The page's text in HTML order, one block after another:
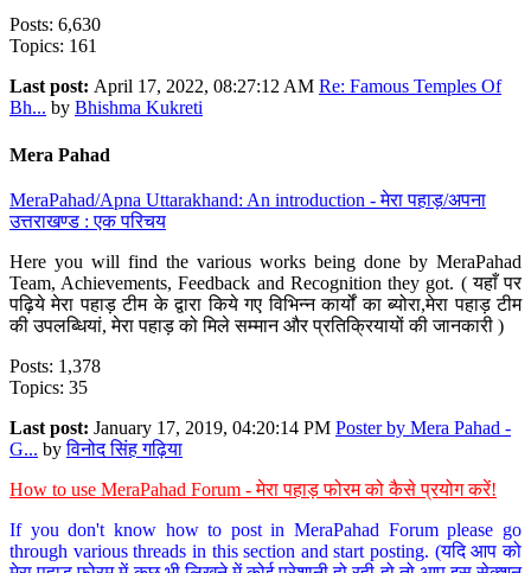
Posts: 6,630
Topics: 161
Last post: April 17, 2022, 08:27:12 AM Re: Famous Temples Of
Bh... by Bhishma Kukreti
Mera Pahad
MeraPahad/Apna Uttarakhand: An introduction - मेरा पहाड़/अपना
उत्तराखण्ड : एक परिचय
Here you will find the various works being done by MeraPahad
Team, Achievements, Feedback and Recognition they got. ( यहाँ पर
पढ़िये मेरा पहाड़ टीम के द्वारा किये गए विभिन्न कार्यों का ब्योरा,मेरा पहाड़ टीम
की उपलब्धियां, मेरा पहाड़ को मिले सम्मान और प्रतिक्रियायों की जानकारी )
Posts: 1,378
Topics: 35
Last post: January 17, 2019, 04:20:14 PM Poster by Mera Pahad -
G... byविनोद सिंह गढ़िया
How to use MeraPahad Forum - मेरा पहाड़ फोरम को कैसे प्रयोग करें!
If you don't know how to post in MeraPahad Forum please go
through various threads in this section and start posting. (यदि आप को